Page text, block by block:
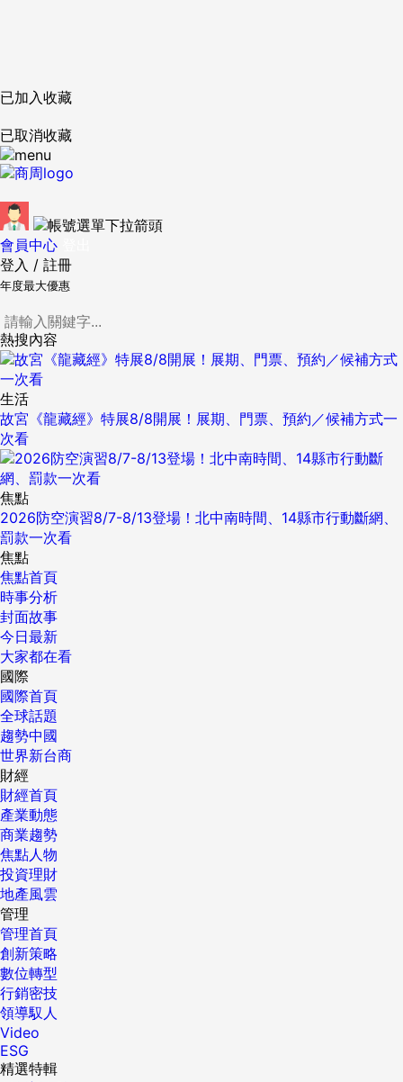
已加入收藏
已取消收藏
會員中心
登入 / 註冊
年度最大優惠
熱搜內容
生活
故宮《龍藏經》特展8/8開展！展期、門票、預約／候補方式一
次看
焦點
2026防空演習8/7-8/13登場！北中南時間、14縣市行動斷網、
罰款一次看
焦點
焦點首頁
時事分析
封面故事
今日最新
大家都在看
國際
國際首頁
全球話題
趨勢中國
世界新台商
財經
財經首頁
產業動態
商業趨勢
焦點人物
投資理財
地產風雲
管理
管理首頁
創新策略
數位轉型
行銷密技
領導馭人
Video
ESG
精選特輯